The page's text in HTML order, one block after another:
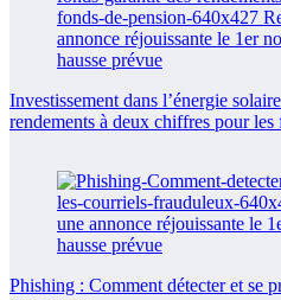
Investissement dans l’énergie
rendements à deux chiffres pour les
Phishing : Comment détecter et se